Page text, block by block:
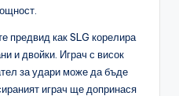
предвид как SLG корелира
и двойки. Играч с висок
за удари може да бъде
играч ще допринася